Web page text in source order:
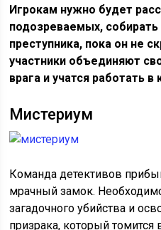
Игрокам нужно будет
подозреваемых, собирать
преступника, пока он не
участники объединяют
врага и учатся работать в
Мистериум
Команда детективов
мрачный замок.
загадочного убийства и
призрака, который